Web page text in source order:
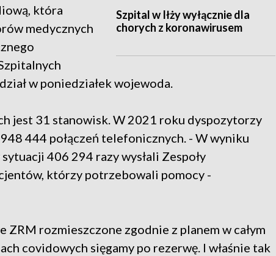
Szpital w Iłży wyłącznie dla
chorych z koronawirusem
która
medycznych
w poniedziałek wojewoda.
jest 31 stanowisk. W 2021 roku dyspozytorzy
444 połączeń telefonicznych. - W wyniku
406 294 razy wysłali Zespoły
którzy potrzebowali pomocy -
ZRM rozmieszczone zgodnie z planem w całym
covidowych sięgamy po rezerwę. I właśnie tak